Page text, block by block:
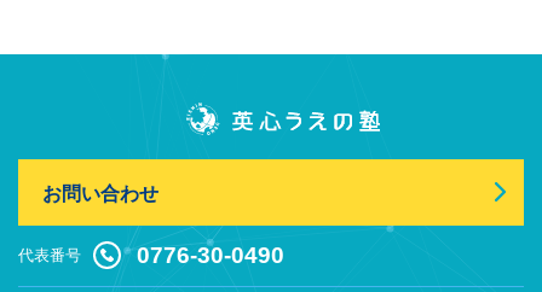
お問い合わせ
代表番号 0776-30-0490